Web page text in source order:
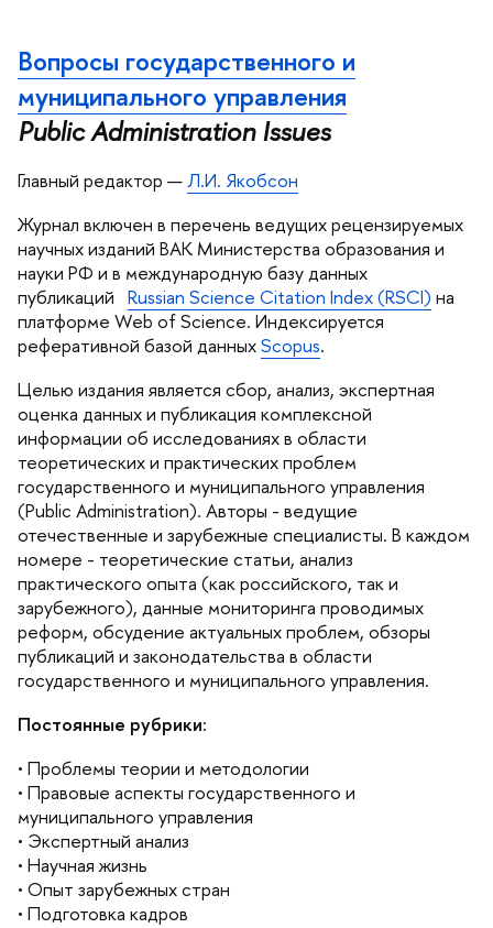
опросы государственного и
муниципального управления
Public Administration Issues
Главный редактор —Л.И. Якобсон
Журнал включен в перечень ведущих рецензируемых
научных изданий ВАК Министерства образования и
науки РФ и в международную базу данных
публикаций Russian Science Citation Index (RSCI) на
платформе Web of Science. Индексируется
реферативной базой данныхScopus.
Целью издания является сбор, анализ, экспертная
оценка данных и публикация комплексной
информации об исследованиях в области
теоретических и практических проблем
осударственного и муниципального управления
(Public Administration). Авторы - ведущие
отечественные и зарубежные специалисты. В каждом
номере - теоретические статьи, анализ
практического опыта (как российского, так и
зарубежного), данные мониторинга проводимых
реформ, обсудение актуальных проблем, обзоры
публикаций и законодательства в области
осударственного и муниципального управления.
Постоянные рубрики:
• Проблемы теории и методологии
• Правовые аспекты государственного и
муниципального управления
• Экспертный анализ
• Научная жизнь
• Опыт зарубежных стран
• Подготовка кадро